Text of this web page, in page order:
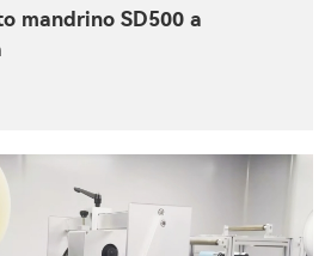
mandrino SD500 a